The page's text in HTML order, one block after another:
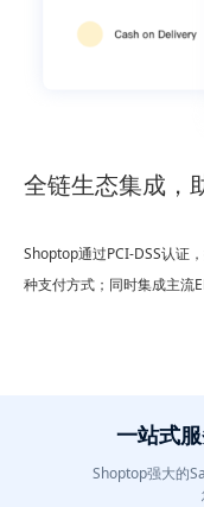
全链生态集成，
Shoptop通过PCI-DSS认证
种支付方式；同时集成主流
一站式
Shoptop强大的